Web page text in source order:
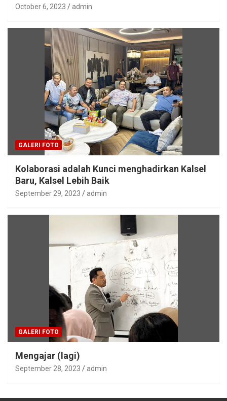
October 6, 2023 admin
GALERI FOTO
Kolaborasi adalah Kunci menghadirkan Kalsel
Baru, Kalsel Lebih Baik
September 29, 2023 admin
GALERI FOTO
Mengajar (lagi)
September 28, 2023 admin